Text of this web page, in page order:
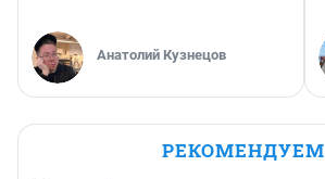
Анатолий Кузнецов
РЕКОМЕНДУЕМ